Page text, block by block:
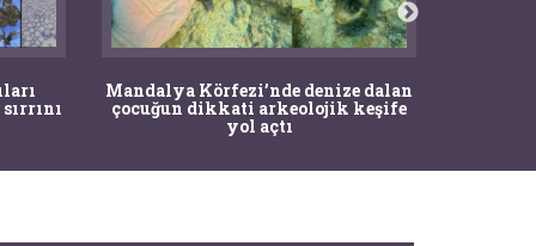
Mandalya Körfezi’nde denize dalan
çocuğun dikkati arkeolojik keşife
yol açtı